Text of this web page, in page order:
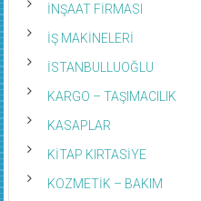
İNŞAAT FİRMASI
İŞ MAKİNELERİ
İSTANBULLUOĞLU
KARGO – TAŞIMACILIK
KASAPLAR
KİTAP KIRTASİYE
KOZMETİK – BAKIM